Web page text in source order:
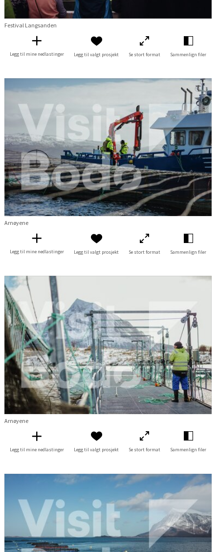
Festival Langsanden
Legg til mine nedlastinger Legg til valgt prosjekt Se stort format Sammenlign filer
Arnøyene
Legg til mine nedlastinger Legg til valgt prosjekt Se stort format Sammenlign filer
Arnøyene
Legg til mine nedlastinger Legg til valgt prosjekt Se stort format Sammenlign filer